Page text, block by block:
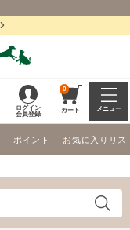
ログイン
会員登録
0
カート メニュー
ポイント お気に入りリス